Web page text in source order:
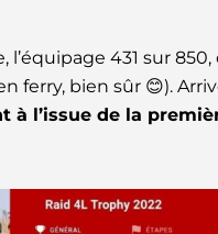
431 sur
ferry, bien sûr 😊).
l’issue de la